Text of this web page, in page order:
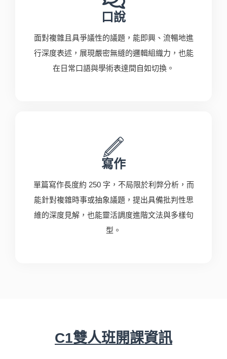
口說
面對複雜且具爭議性的議題，能即興、流暢地進
行深度表述，展現嚴密無縫的邏輯組織力，也能
在日常口語與學術表達間自如切換。
寫作
單篇寫作長度約 250 字，不局限於利弊分析，而
能針對複雜時事或抽象議題，提出具備批判性思
維的深度見解，也能靈活調度進階文法與多樣句
型。
C1雙人班開課資訊